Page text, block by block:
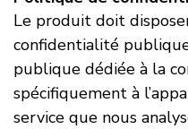
Le produit doit
confidentialité
publique dédiée à la
spécifiquement à
service que nous